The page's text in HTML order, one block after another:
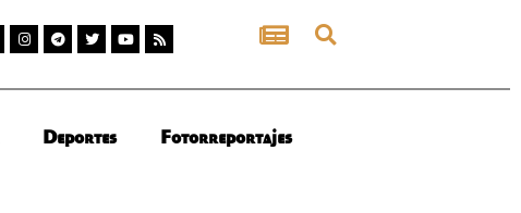
Deportes Fotorreportajes